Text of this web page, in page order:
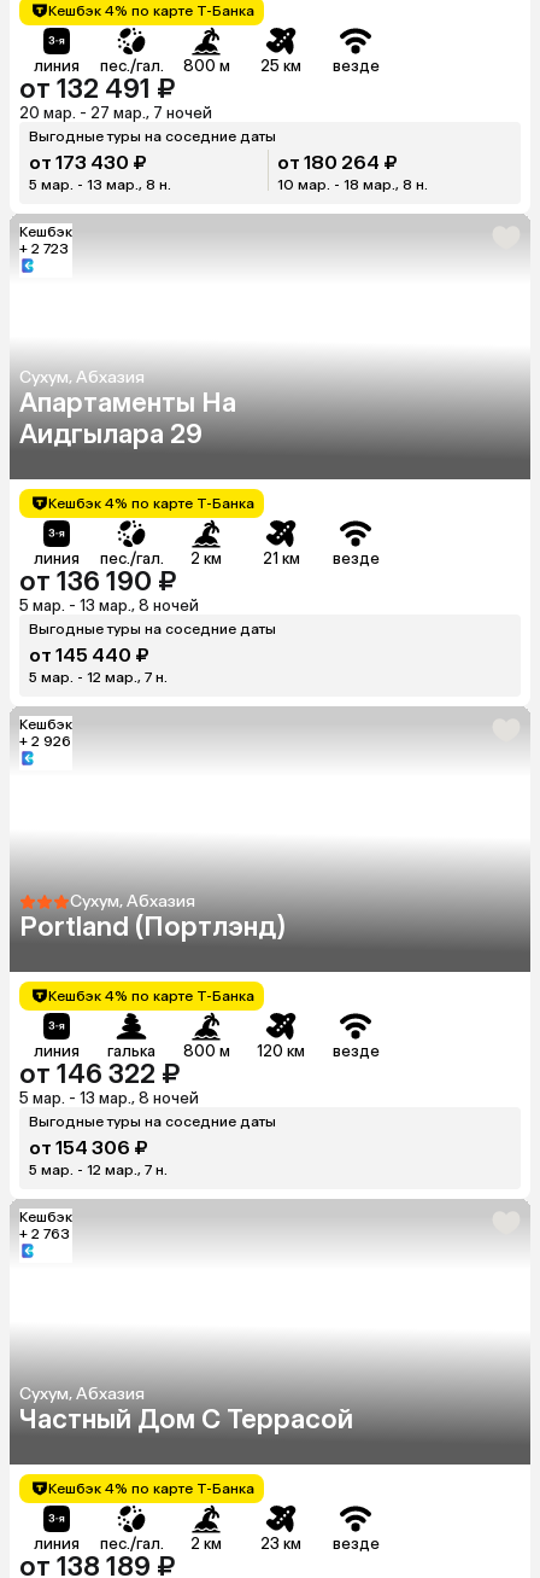
Кешбэк 4% по карте Т-Банка
линия пес./гал. 800 м 25 км везде
от 132 491 ₽
20 мар. - 27 мар., 7 ночей
Выгодные туры на соседние даты
от 173 430 ₽
5 мар. - 13 мар., 8 н.
от 180 264 ₽
10 мар. - 18 мар., 8 н.
Кешбэк
+ 2 723
Сухум, Абхазия
Апартаменты На
Аидгылара 29
Кешбэк 4% по карте Т-Банка
линия пес./гал. 2 км 21 км везде
от 136 190 ₽
5 мар. - 13 мар., 8 ночей
Выгодные туры на соседние даты
от 145 440 ₽
5 мар. - 12 мар., 7 н.
Кешбэк
+ 2 926
Сухум, Абхазия
Portland (Портлэнд)
Кешбэк 4% по карте Т-Банка
линия галька 800 м 120 км везде
от 146 322 ₽
5 мар. - 13 мар., 8 ночей
Выгодные туры на соседние даты
от 154 306 ₽
5 мар. - 12 мар., 7 н.
Кешбэк
+ 2 763
Сухум, Абхазия
Частный Дом С Террасой
Кешбэк 4% по карте Т-Банка
линия пес./гал. 2 км 23 км везде
от 138 189 ₽